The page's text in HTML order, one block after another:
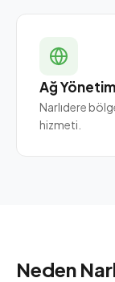
Ağ
Narlıdere
hizmeti.
Neden